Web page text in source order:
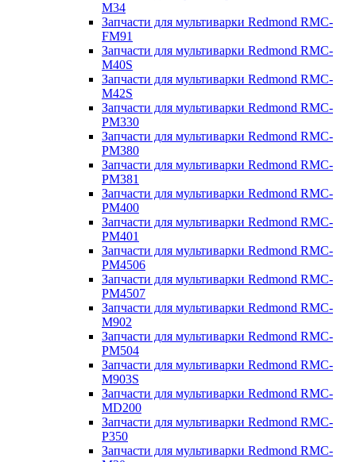
M34
Запчасти для мультиварки Redmond RMC-
FM91
Запчасти для мультиварки Redmond RMC-
M40S
Запчасти для мультиварки Redmond RMC-
M42S
Запчасти для мультиварки Redmond RMC-
PM330
Запчасти для мультиварки Redmond RMC-
PM380
Запчасти для мультиварки Redmond RMC-
PM381
Запчасти для мультиварки Redmond RMC-
PM400
Запчасти для мультиварки Redmond RMC-
PM401
Запчасти для мультиварки Redmond RMC-
PM4506
Запчасти для мультиварки Redmond RMC-
PM4507
Запчасти для мультиварки Redmond RMC-
M902
Запчасти для мультиварки Redmond RMC-
PM504
Запчасти для мультиварки Redmond RMC-
M903S
Запчасти для мультиварки Redmond RMC-
MD200
Запчасти для мультиварки Redmond RMC-
P350
Запчасти для мультиварки Redmond RMC-